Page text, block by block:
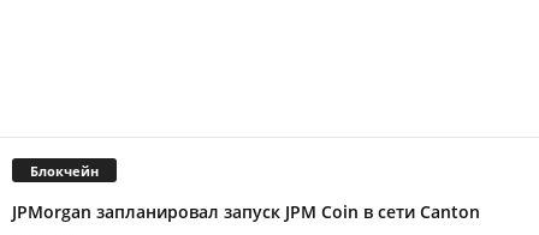
Блокчейн
JPMorgan запланировал запуск JPM Coin в сети Canton